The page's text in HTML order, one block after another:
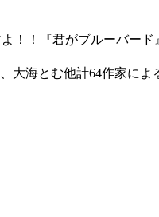
！！『君がブルーバー
大海とむ他計64作家に